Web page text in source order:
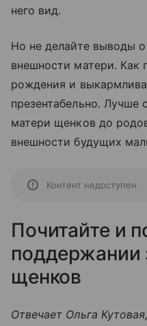
него вид.
Но не делайте выводы
внешности матери. Как
рождения и
презентабельно. Лучше
матери щенков до
внешности будущих
Контент недоступен
Почитайте и
поддержании
щенков
Отвечает Ольга